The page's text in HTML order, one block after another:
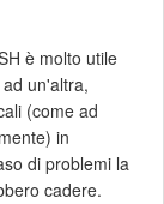
è molto utile
un'altra,
(come ad
in
di problemi la
cadere.